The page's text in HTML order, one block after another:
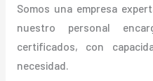
Somos una empresa
nuestro personal
certificados, con
necesidad.